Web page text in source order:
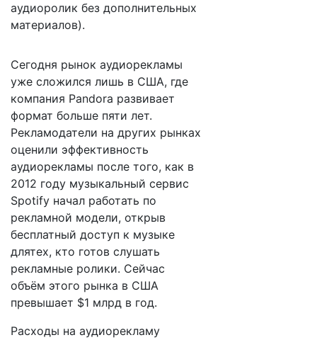
аудиоролик без дополнительных
материалов).
Сегодня рынок аудиорекламы
уже сложился лишь в США, где
компания Pandora развивает
формат больше пяти лет.
Рекламодатели на других рынках
оценили эффективность
аудиорекламы после того, как в
2012 году музыкальный сервис
Spotify начал работать по
рекламной модели, открыв
бесплатный доступ к музыке
длятех, кто готов слушать
рекламные ролики. Сейчас
объём этого рынка в США
превышает $1 млрд в год.
Расходы на аудиорекламу